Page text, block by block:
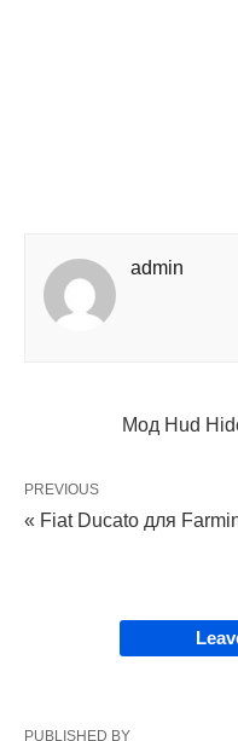
admin
Мод Hud
PREVIOUS
« Fiat Ducato для
PUBLISHED BY